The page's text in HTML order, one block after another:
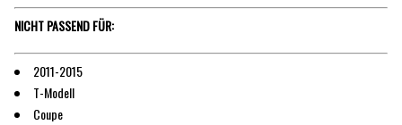
NICHT PASSEND FÜR:
2011-2015
T-Modell
Coupe